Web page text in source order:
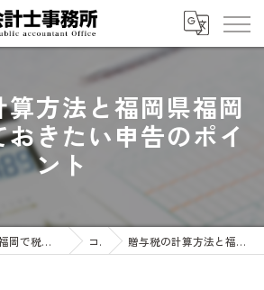
算方法と福岡県福岡
きたい申告のポイ
ント
天神南駅徒歩1分！ 福岡で税務は松岡公認会計士事務所へ 企業・会計・税務・相続専門 コラム 贈与税の計算方法と福岡県福岡市で知っておきたい申告のポイント